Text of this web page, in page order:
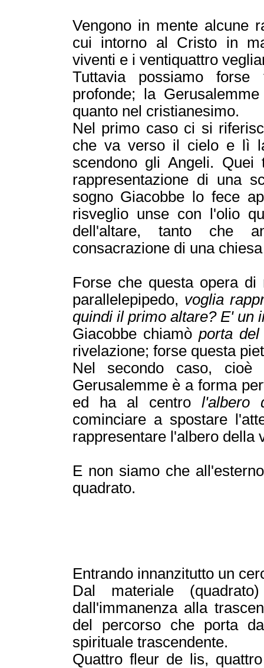
Vengono in mente alcune
cui intorno al Cristo in
viventi e i ventiquattro
Tuttavia possiamo
profonde; la
quanto nel cristianesimo.
Nel primo caso ci si
che va verso il cielo e lì
scendono gli Angeli.
rappresentazione di una
sogno Giacobbe lo fece
risveglio unse con l'olio
dell'altare, tanto che
consacrazione di una
Forse che questa opera
parallelepipedo, voglia
quindi il primo altare? E' un
Giacobbe chiamò porta
rivelazione; forse questa
Nel secondo caso, cioè
Gerusalemme è a forma
ed ha al centro l'albero
cominciare a spostare
rappresentare l'albero della
E non siamo che
quadrato.
Entrando innanzitutto un
Dal materiale
dall'immanenza alla
del percorso che porta
spirituale trascendente.
Quattro fleur de lis,